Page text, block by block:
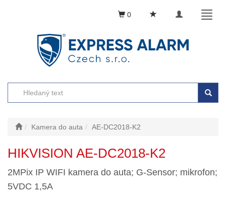
Toggle
0
Kamera do auta AE-DC2018-K2
HIKVISION AE-DC2018-K2
2MPix IP WIFI kamera do auta; G-Sensor; mikrofon;
5VDC 1,5A